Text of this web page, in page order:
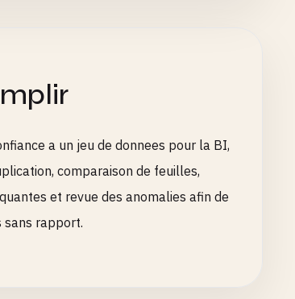
a un jeu de donnees pour la BI,
comparaison de feuilles,
et revue des anomalies afin de
sans rapport.